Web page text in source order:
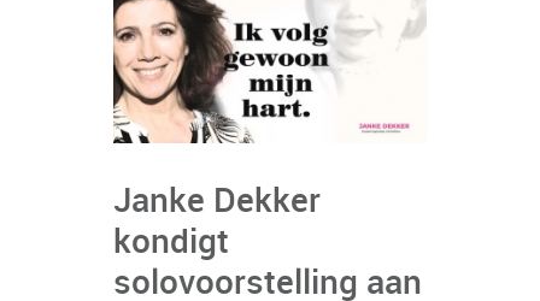
Janke Dekker
kondigt
solovoorstelling aan